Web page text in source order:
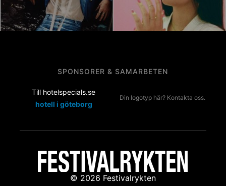
SPONSORER & SAMARBETEN
Till hotelspecials.se
hotell i göteborg
Din logotyp här? Kontakta oss.
© 2026 Festivalrykten